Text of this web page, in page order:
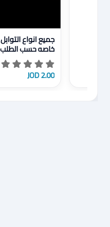
عرض تفاصيل
جميع انواع
خاصه حسب الطلب بالجمله و التجزئه
2.00 JOD